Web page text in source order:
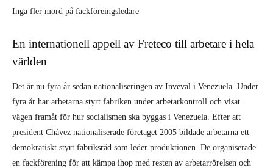
Inga fler mord på fackföreingsledare
En internationell appell av Freteco till arbetare i hela
världen
Det är nu fyra år sedan nationaliseringen av Inveval i Venezuela. Under
fyra år har arbetarna styrt fabriken under arbetarkontroll och visat
vägen framåt för hur socialismen ska byggas i Venezuela. Efter att
president Chávez nationaliserade företaget 2005 bildade arbetarna ett
demokratiskt styrt fabriksråd som leder produktionen. De organiserade
en fackförening för att kämpa ihop med resten av arbetarrörelsen och